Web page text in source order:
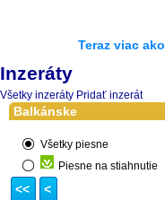
Teraz viac ako
Inzeráty
Všetky inzeráty Pridať inzerát
Balkánske
Všetky piesne
Piesne na stiahnutie
<< <